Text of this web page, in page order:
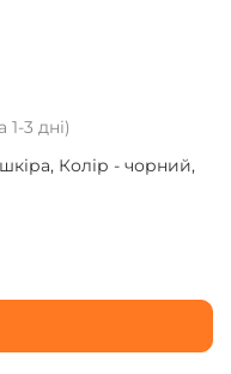
1-3 дні)
Колір - чорний,